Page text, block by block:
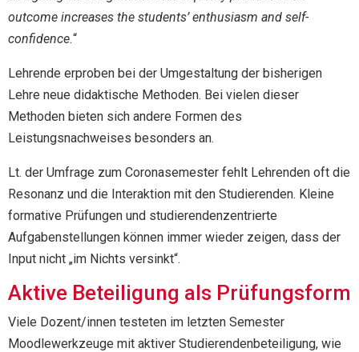
outcome increases the students’ enthusiasm and self-
confidence.“
Lehrende erproben bei der Umgestaltung der bisherigen
Lehre neue didaktische Methoden. Bei vielen dieser
Methoden bieten sich andere Formen des
Leistungsnachweises besonders an.
Lt. der Umfrage zum Coronasemester fehlt Lehrenden oft die
Resonanz und die Interaktion mit den Studierenden. Kleine
formative Prüfungen und studierendenzentrierte
Aufgabenstellungen können immer wieder zeigen, dass der
Input nicht „im Nichts versinkt“.
Aktive Beteiligung als Prüfungsform
Viele Dozent/innen testeten im letzten Semester
Moodlewerkzeuge mit aktiver Studierendenbeteiligung, wie